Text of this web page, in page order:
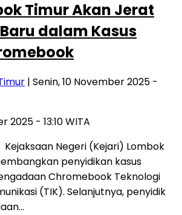
Timur Akan Jerat
dalam Kasus
| Senin, 10 November 2025 -
2025 - 13:10 WITA
Kejaksaan Negeri (Kejari) Lombok
penyidikan kasus
Chromebook Teknologi
(TIK). Selanjutnya, penyidik